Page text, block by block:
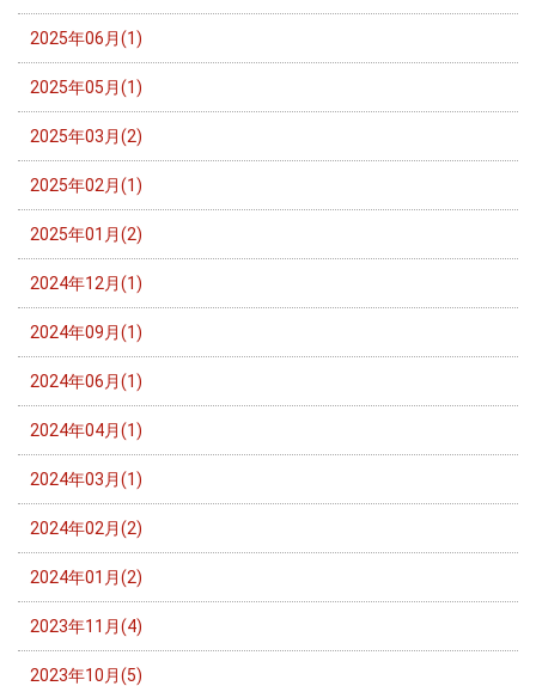
2025年06月(1)
2025年05月(1)
2025年03月(2)
2025年02月(1)
2025年01月(2)
2024年12月(1)
2024年09月(1)
2024年06月(1)
2024年04月(1)
2024年03月(1)
2024年02月(2)
2024年01月(2)
2023年11月(4)
2023年10月(5)